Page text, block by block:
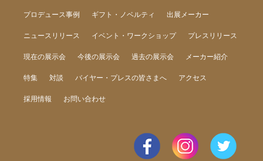
プロデュース事例 ギフト・ノベルティ 出展メーカー
ニュースリリース イベント・ワークショップ プレスリリース
現在の展示会 今後の展示会 過去の展示会 メーカー紹介
特集 対談 バイヤー・プレスの皆さまへ アクセス
採用情報 お問い合わせ